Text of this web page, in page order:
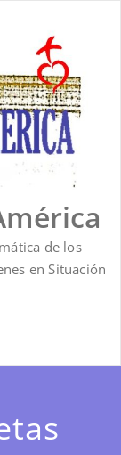
de los
en Situación